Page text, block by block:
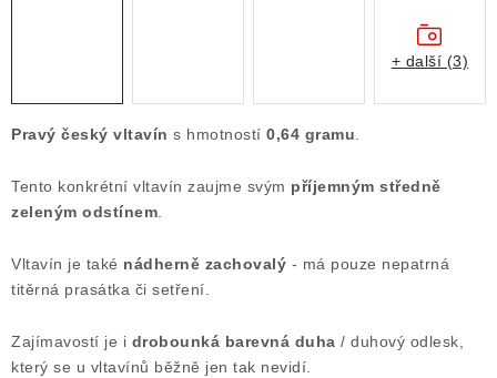
Výkup minerálů a drahých kamenů
Formulář pro uplatnění reklamace
Formulář pro odstoupení od smlouvy
Poučení o právu na odstoupení od smlouvy
Pravý český vltavín s hmotností 0,64 gramu
Tento konkrétní vltavín zaujme svým příjemným středně
zeleným odstínem
Vltavín je také nádherně zachovalý - má pouze nepatrná
titěrná prasátka či setření.
Zajímavostí je i drobounká barevná duha / duhový odlesk,
který se u vltavínů běžně jen tak nevidí.
+ další (3)